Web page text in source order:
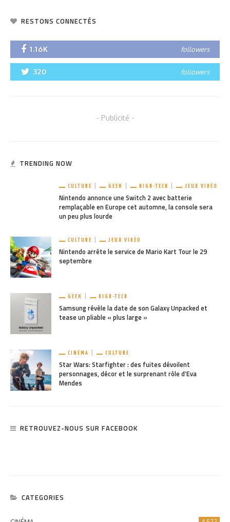
RESTONS CONNECTÉS
1.16K followers
320 followers
- Publicité -
TRENDING NOW
CULTURE GEEK HIGH-TECH JEUX VIDÉO
Nintendo annonce une Switch 2 avec batterie
remplaçable en Europe cet automne, la console sera
un peu plus lourde
CULTURE JEUX VIDÉO
Nintendo arrête le service de Mario Kart Tour le 29
septembre
GEEK HIGH-TECH
Samsung révèle la date de son Galaxy Unpacked et
tease un pliable « plus large »
CINÉMA CULTURE
Star Wars: Starfighter : des fuites dévoilent
personnages, décor et le surprenant rôle d’Eva
Mendes
RETROUVEZ-NOUS SUR FACEBOOK
CATEGORIES